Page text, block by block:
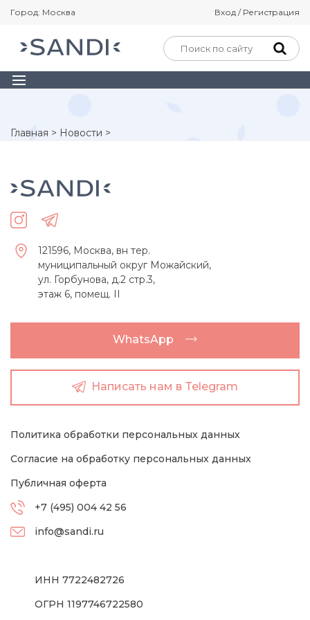
Город: Москва Вход / Регистрация
Главная > Новости >
121596, Москва, вн тер.
муниципальный округ Можайский,
ул. Горбунова, д.2 стр.3,
этаж 6, помещ. II
WhatsApp
Написать нам в Telegram
Политика обработки персональных данных
Согласие на обработку персональных данных
Публичная оферта
+7 (495) 004 42 56
info@sandi.ru
ИНН 7722482726
ОГРН 1197746722580